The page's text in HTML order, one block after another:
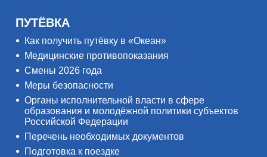
ПУТЁВКА
Как получить путёвку в «Океан»
Медицинские противопоказания
Смены 2026 года
Меры безопасности
Органы исполнительной власти в сфере
образования и молодёжной политики субъектов
Российской Федерации
Перечень необходимых документов
Подготовка к поездке